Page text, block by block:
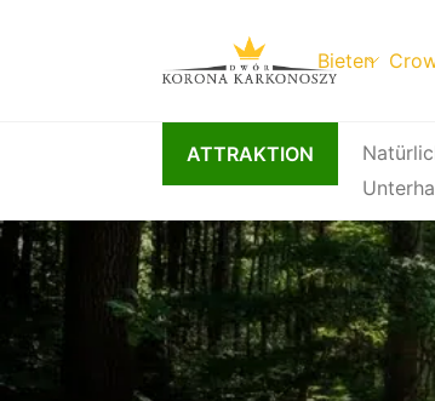
Inhalt
springen
Bieten
ATTRAKTION